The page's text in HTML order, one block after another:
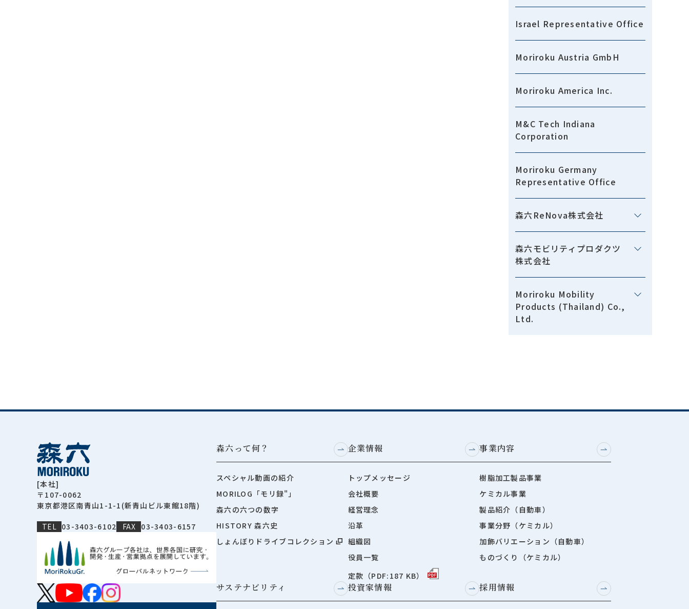
Israel Representative Office
Moriroku Austria GmbH
Moriroku America Inc.
M&C Tech Indiana
Corporation
Moriroku Germany
Representative Office
森六ReNova株式会社
森六モビリティプロダクツ
株式会社
Moriroku Mobility
Products (Thailand) Co.,
Ltd.
[本社]
〒107-0062
東京都港区南青山1-1-1(新青山ビル東館18階)
TEL 03-3403-6102 FAX 03-3403-6157
森六って何？
スペシャル動画の紹介
MORILOG「モリ録"」
森六の六つの数字
HISTORY 森六史
しょんぼりドライブコレクション
企業情報
トップメッセージ
会社概要
経営理念
沿革
組織図
役員一覧
定款（PDF:187 KB）
事業内容
樹脂加工製品事業
ケミカル事業
製品紹介（自動車）
事業分野（ケミカル）
加飾バリエーション（自動車）
ものづくり（ケミカル）
サステナビリティ 投資家情報 採用情報